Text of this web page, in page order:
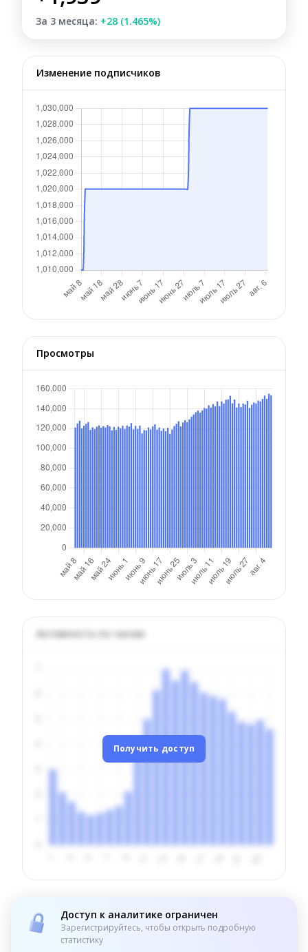
За 3 месяца: +28 (1.465%)
Изменение подписчиков
Просмотры
Активность по часам
Получить доступ
Доступ к аналитике ограничен
Зарегистрируйтесь, чтобы открыть подробную
статистику